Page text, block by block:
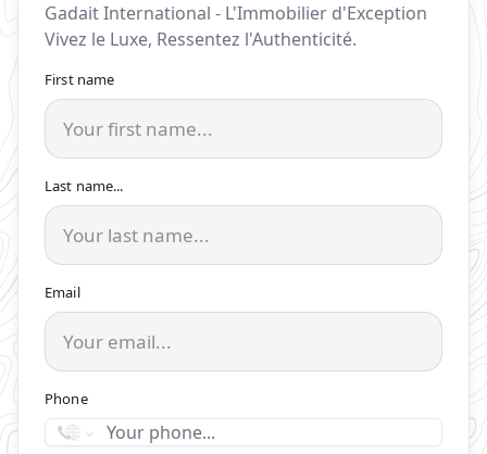
Gadait International - L'Immobilier d'Exception
Vivez le Luxe, Ressentez l'Authenticité.
First name
Last name...
Email
Phone